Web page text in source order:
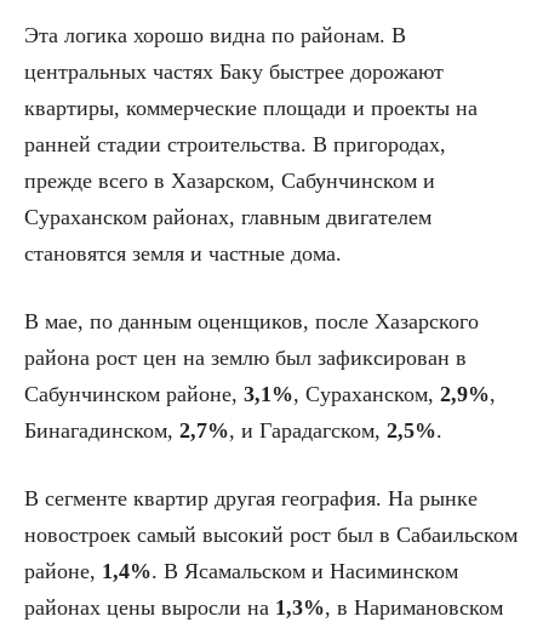
Эта логика хорошо видна по районам. В
центральных частях Баку быстрее дорожают
квартиры, коммерческие площади и проекты на
ранней стадии строительства. В пригородах,
прежде всего в Хазарском, Сабунчинском и
Сураханском районах, главным двигателем
становятся земля и частные дома.
В мае, по данным оценщиков, после Хазарского
района рост цен на землю был зафиксирован в
Сабунчинском районе, 3,1%, Сураханском, 2,9%,
Бинагадинском, 2,7%, и Гарадагском, 2,5%.
В сегменте квартир другая география. На рынке
новостроек самый высокий рост был в Сабаильском
районе, 1,4%. В Ясамальском и Насиминском
районах цены выросли на 1,3%, в Наримановском